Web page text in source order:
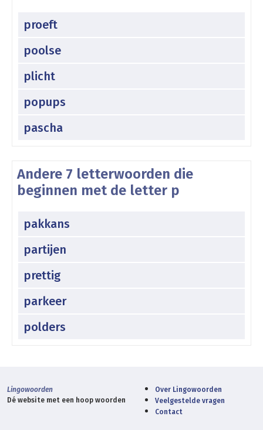
proeft
poolse
plicht
popups
pascha
Andere 7 letterwoorden die
beginnen met de letter p
pakkans
partijen
prettig
parkeer
polders
Lingowoorden
Dé website met een hoop woorden
Over Lingowoorden
Veelgestelde vragen
Contact